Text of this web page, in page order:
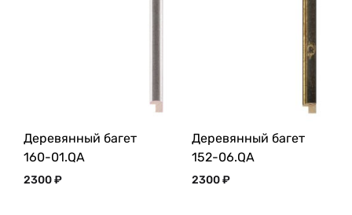
Деревянный багет
160-01.QA
2300₽
Деревянный багет
152-06.QA
2300₽